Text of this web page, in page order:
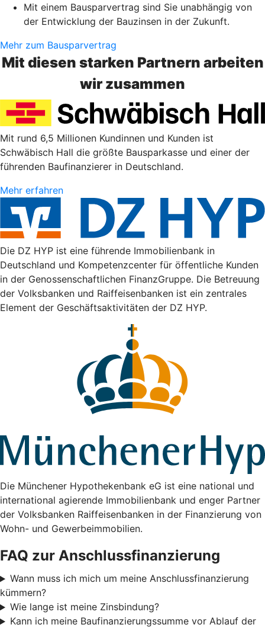
Mit einem Bausparvertrag sind Sie unabhängig von
der Entwicklung der Bauzinsen in der Zukunft.
Mehr zum Bausparvertrag
Mit diesen starken Partnern arbeiten
wir zusammen
Mit rund 6,5 Millionen Kundinnen und Kunden ist
Schwäbisch Hall die größte Bausparkasse und einer der
führenden Baufinanzierer in Deutschland.
Mehr erfahren
Die DZ HYP ist eine führende Immobilienbank in
Deutschland und Kompetenzcenter für öffentliche Kunden
in der Genossenschaftlichen FinanzGruppe. Die Betreuung
der Volksbanken und Raiffeisenbanken ist ein zentrales
Element der Geschäftsaktivitäten der DZ HYP.
Die Münchener Hypothekenbank eG ist eine national und
international agierende Immobilienbank und enger Partner
der Volksbanken Raiffeisenbanken in der Finanzierung von
Wohn- und Gewerbeimmobilien.
FAQ zur Anschlussfinanzierung
Wann muss ich mich um meine Anschlussfinanzierung
kümmern?
Wie lange ist meine Zinsbindung?
Kann ich meine Baufinanzierungssumme vor Ablauf der